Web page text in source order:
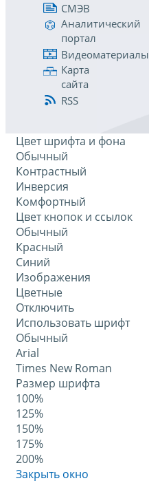
СМЭВ
Аналитический
портал
Видеоматериалы
Карта
сайта
RSS
Цвет шрифта и фона
Обычный
Контрастный
Инверсия
Комфортный
Цвет кнопок и ссылок
Обычный
Красный
Синий
Изображения
Цветные
Отключить
Использовать шрифт
Обычный
Arial
Times New Roman
Размер шрифта
100%
125%
150%
175%
200%
Закрыть окно